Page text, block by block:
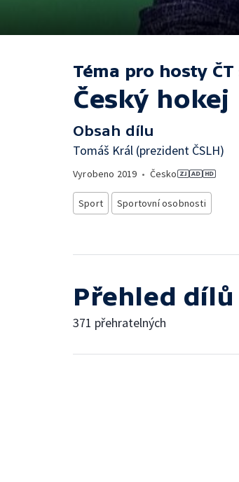
Téma pro hosty
Český hokej
Obsah dílu
Tomáš Král (prezident ČSLH)
Vyrobeno 2019 • Česko
Sport Sportovní osobnosti
Přehled dílů
371 přehratelných